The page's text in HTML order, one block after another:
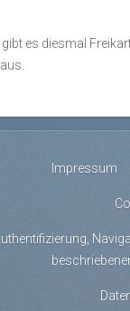
es diesmal
Impressum